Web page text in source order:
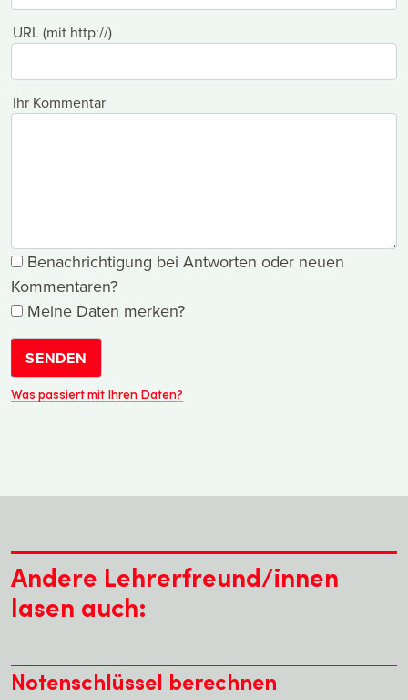
URL (mit http://)
Ihr Kommentar
Benachrichtigung bei Antworten oder neuen
Kommentaren?
Meine Daten merken?
SENDEN
Was passiert mit Ihren Daten?
Andere Lehrerfreund/innen
lasen auch:
Notenschlüssel berechnen